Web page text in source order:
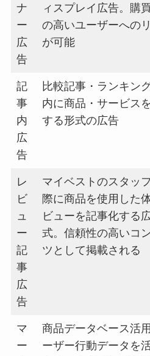
ナ
ー
広
告
ィスプレイ広告。購
の高いユーザーへの
が可能
記
事
内
広
告
比較記事・ランキン
内に商品・サービス
する形式の広告
レ
ビ
ュ
ー
記
事
広
告
マイベストのスタッ
際に商品を使用した
ビューを記事化する
式。信頼性の高いコ
ツとして掲載される
マ
ー
商品データベース活
ーザー行動データを